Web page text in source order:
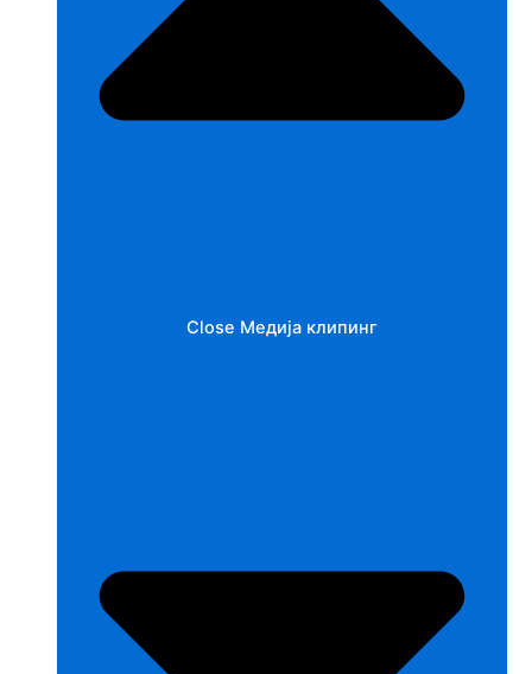
Close Медија клипинг